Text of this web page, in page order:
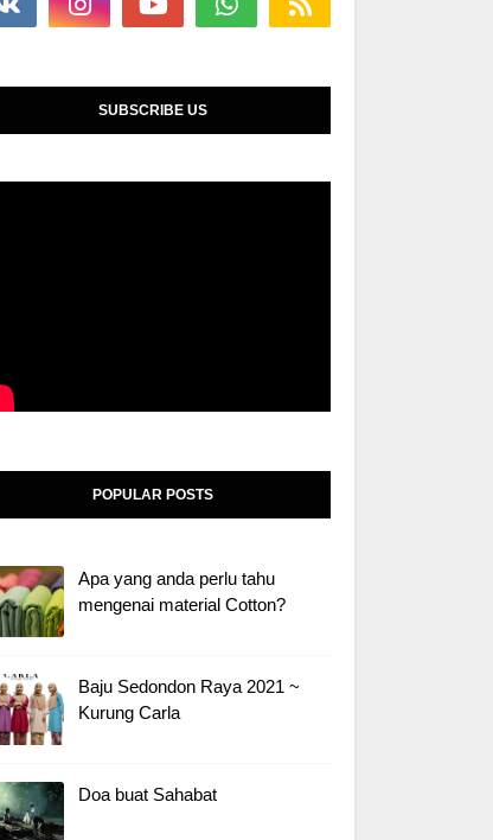
SUBSCRIBE US
POPULAR POSTS
Apa yang anda perlu tahu
mengenai material Cotton?
Baju Sedondon Raya 2021 ~
Kurung Carla
Doa buat Sahabat